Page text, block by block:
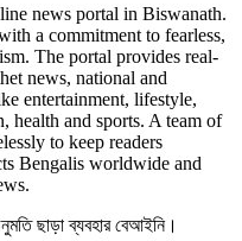
news portal in Biswanath.
a commitment to fearless,
The portal provides real-
news, national and
entertainment, lifestyle,
health and sports. A team of
to keep readers
Bengalis worldwide and
ছাড়া ব্যবহার বেআইনি।